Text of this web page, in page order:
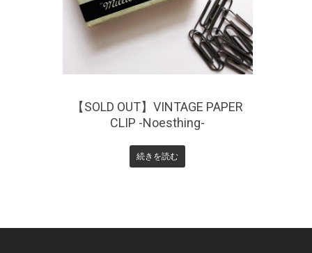
【SOLD OUT】VINTAGE PAPER
CLIP -Noesthing-
続きを読む